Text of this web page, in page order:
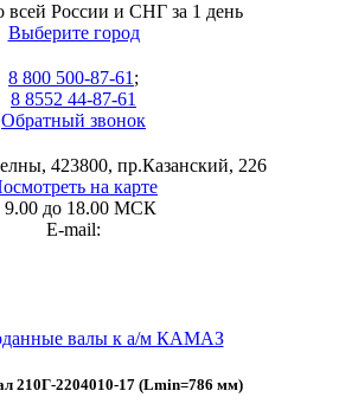
всей России и СНГ за 1 день
Выберите город
8 800 500-87-61 ;
8 8552 44-87-61
Обратный звонок
423800, пр.Казанский, 226
на карте
9.00 до 18.00 МСК
E-mail:
валы к а/м КАМАЗ
210Г-2204010-17 (Lmin=786 мм)